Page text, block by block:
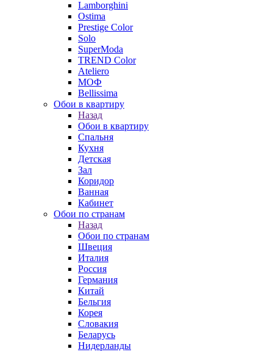
Lamborghini
Ostima
Prestige Color
Solo
SuperModa
TREND Color
Ateliero
МОФ
Bellissima
Обои в квартиру
Назад
Обои в квартиру
Спальня
Кухня
Детская
Зал
Коридор
Ванная
Кабинет
Обои по странам
Назад
Обои по странам
Швеция
Италия
Россия
Германия
Китай
Бельгия
Корея
Словакия
Беларусь
Нидерланды